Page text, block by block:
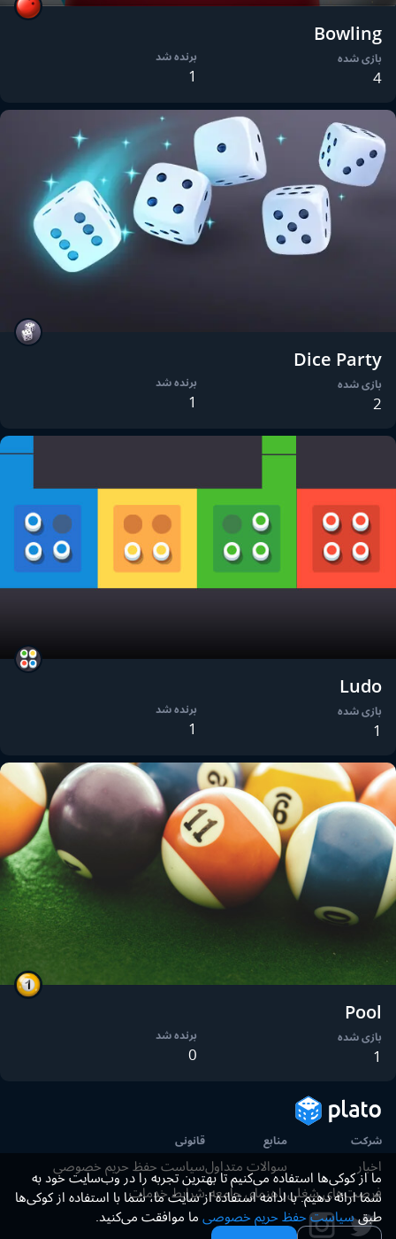
Bowling
بازی شده
4
برنده شد
1
Dice Party
بازی شده
2
برنده شد
1
Ludo
بازی شده
1
برنده شد
1
Pool
بازی شده
1
برنده شد
0
شرکت
اخبار
فرصت‌های شغلی
منابع
سوالات متداول
راهنمای جامعه
قانونی
سیاست حفظ حریم خصوصی
شرایط خدمات
ما از کوکی‌ها استفاده می‌کنیم تا بهترین تجربه را در وب‌سایت خود به
شما ارائه دهیم. با ادامه استفاده از سایت ما، شما با استفاده از کوکی‌ها
طبقسیاست حفظ حریم خصوصی ما موافقت می‌کنید.